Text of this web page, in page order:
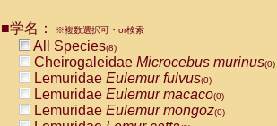
AtelidaeAteles belzebuth
AtelidaeAteles geoffroyi
AtelidaeAteles paniscus(0)
AtelidaeAtelesspp. (0)
AtelidaeLagothrix lagothricha
AtelidaeLagothrix lagothricha cana
PitheciidaeCacajao calvus
■学名： ※複数選択可・or検索
All Species(8)
Cheirogaleidae Microcebus murinus(0)
Lemuridae Eulemur fulvus(0)
Lemuridae Eulemur macaco(0)
Lemuridae Eulemur mongoz(0)